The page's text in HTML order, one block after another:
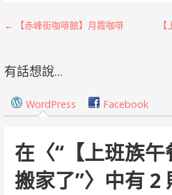
文
導
覽
← 【赤峰街咖啡館】月霞咖啡
有話想說...
WordPress Facebook
在〈“【上班族午
搬家了”〉中有 2